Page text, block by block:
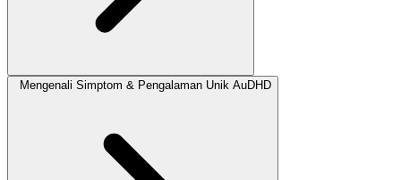
Mengenali Simptom & Pengalaman Unik AuDHD